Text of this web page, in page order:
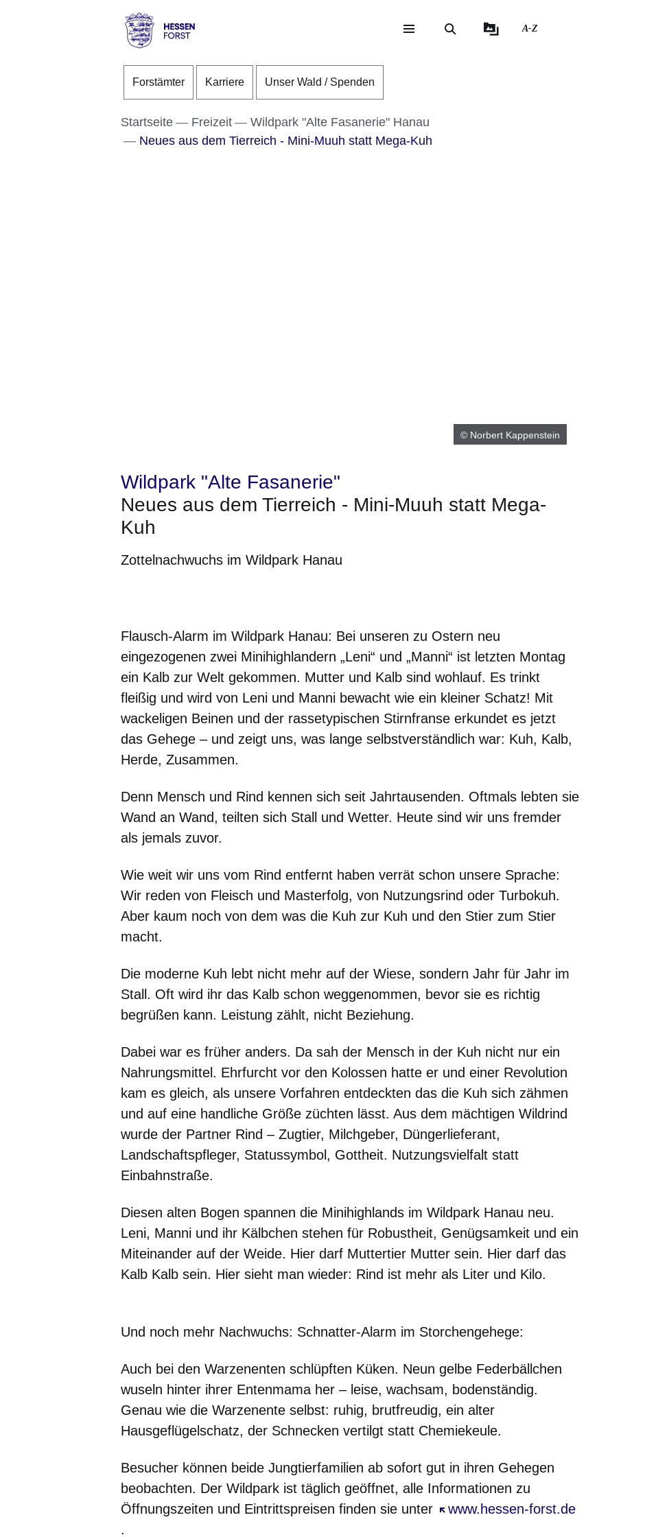
Direkt zum Kopf der Seite
Direkt zum Inhalt
Direkt zum Fuß der Seite
Forst
A-Z
Forstämter Karriere Unser Wald / Spenden
Startseite Freizeit
Wildpark "Alte Fasanerie" Hanau
Neues aus dem Tierreich - Mini-Muuh statt Mega-Kuh
© Norbert Kappenstein
Wildpark "Alte Fasanerie"
Neues aus dem Tierreich - Mini-Muuh statt Mega-
Kuh
Zottelnachwuchs im Wildpark Hanau
Flausch-Alarm im Wildpark Hanau: Bei unseren zu Ostern neu
eingezogenen zwei Minihighlandern „Leni“ und „Manni“ ist letzten Montag
ein Kalb zur Welt gekommen. Mutter und Kalb sind wohlauf. Es trinkt
fleißig und wird von Leni und Manni bewacht wie ein kleiner Schatz! Mit
wackeligen Beinen und der rassetypischen Stirnfranse erkundet es jetzt
das Gehege – und zeigt uns, was lange selbstverständlich war: Kuh, Kalb,
Herde, Zusammen.
Denn Mensch und Rind kennen sich seit Jahrtausenden. Oftmals lebten sie
Wand an Wand, teilten sich Stall und Wetter. Heute sind wir uns fremder
als jemals zuvor.
Wie weit wir uns vom Rind entfernt haben verrät schon unsere Sprache:
Wir reden von Fleisch und Masterfolg, von Nutzungsrind oder Turbokuh.
Aber kaum noch von dem was die Kuh zur Kuh und den Stier zum Stier
macht.
Die moderne Kuh lebt nicht mehr auf der Wiese, sondern Jahr für Jahr im
Stall. Oft wird ihr das Kalb schon weggenommen, bevor sie es richtig
begrüßen kann. Leistung zählt, nicht Beziehung.
Dabei war es früher anders. Da sah der Mensch in der Kuh nicht nur ein
Nahrungsmittel. Ehrfurcht vor den Kolossen hatte er und einer Revolution
kam es gleich, als unsere Vorfahren entdeckten das die Kuh sich zähmen
und auf eine handliche Größe züchten lässt. Aus dem mächtigen Wildrind
wurde der Partner Rind – Zugtier, Milchgeber, Düngerlieferant,
Landschaftspfleger, Statussymbol, Gottheit. Nutzungsvielfalt statt
Einbahnstraße.
Diesen alten Bogen spannen die Minihighlands im Wildpark Hanau neu.
Leni, Manni und ihr Kälbchen stehen für Robustheit, Genügsamkeit und ein
Miteinander auf der Weide. Hier darf Muttertier Mutter sein. Hier darf das
Kalb Kalb sein. Hier sieht man wieder: Rind ist mehr als Liter und Kilo.
Und noch mehr Nachwuchs: Schnatter-Alarm im Storchengehege:
Auch bei den Warzenenten schlüpften Küken. Neun gelbe Federbällchen
wuseln hinter ihrer Entenmama her – leise, wachsam, bodenständig.
Genau wie die Warzenente selbst: ruhig, brutfreudig, ein alter
Hausgeflügelschatz, der Schnecken vertilgt statt Chemiekeule.
Besucher können beide Jungtierfamilien ab sofort gut in ihren Gehegen
beobachten. Der Wildpark ist täglich geöffnet, alle Informationen zu
Öffnungszeiten und Eintrittspreisen finden sie unter
www.hessen-forst.de
Öffnet sich in einem neuen Fenster
.